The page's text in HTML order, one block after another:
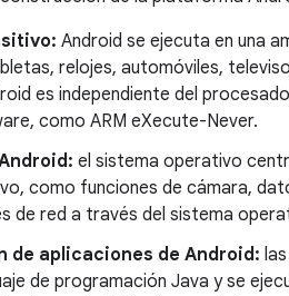
Android se ejecuta en una
relojes, automóviles,
es independiente del
como ARM eXecute-Never.
el sistema operativo
como funciones de cámara,
de red a través del sistema
de aplicaciones de Android:
de programación Java y se